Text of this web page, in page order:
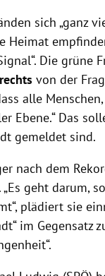
sich „ganz
Die grüne
von der
alle
Ebene.“ Das
gemeldet sind.
nach dem
geht darum,
plädiert sie
im Gegensatz